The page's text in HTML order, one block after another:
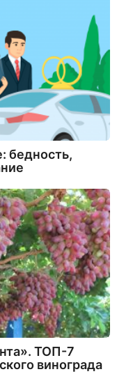
бедность,
ТОП-7
винограда